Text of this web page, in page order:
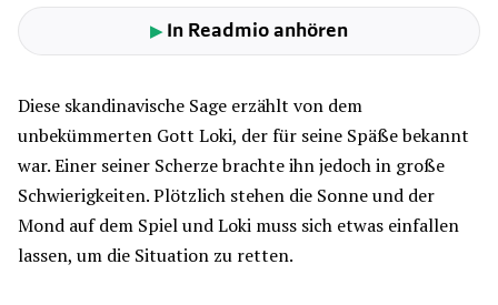
▶In Readmio anhören
Diese skandinavische Sage erzählt von dem
unbekümmerten Gott Loki, der für seine Späße bekannt
war. Einer seiner Scherze brachte ihn jedoch in große
Schwierigkeiten. Plötzlich stehen die Sonne und der
Mond auf dem Spiel und Loki muss sich etwas einfallen
lassen, um die Situation zu retten.